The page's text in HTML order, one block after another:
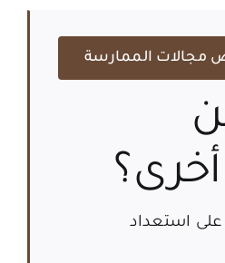
مجالات الممارسة
استعداد